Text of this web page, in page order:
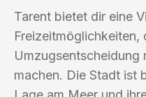
Tarent bietet dir eine
Freizeitmöglichkeiten,
Umzugsentscheidung
machen. Die Stadt ist